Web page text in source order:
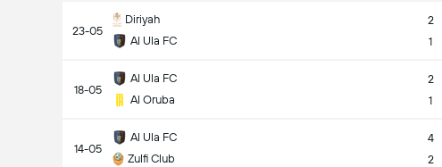
23-05
Diriyah
Al Ula FC
2
1
18-05
Al Ula FC
Al Oruba
2
1
14-05
Al Ula FC
Zulfi Club
4
2